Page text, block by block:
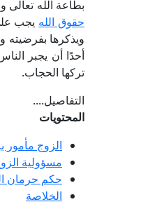
بطاعة الله
حقوق الله يجب
ويذكرها بفرضيته
أحدًا أن يجبر
تركها الحجاب.
التفاصيل....
المحتويات
الزوج مأمور
مسؤولية
حكم حرمان
الخلاصة